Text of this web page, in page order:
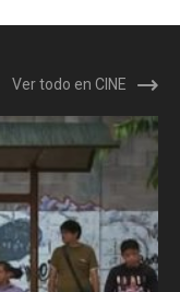
Ver todo en CINE